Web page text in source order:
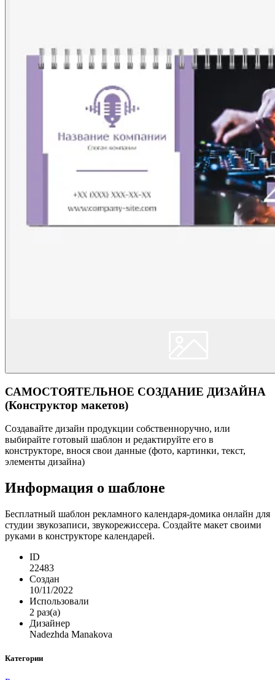
САМОСТОЯТЕЛЬНОЕ СОЗДАНИЕ ДИЗАЙНА
(Конструктор макетов)
Создавайте дизайн продукции собственноручно, или
выбирайте готовый шаблон и редактируйте его в
конструкторе, внося свои данные (фото, картинки, текст,
элементы дизайна)
Информация о шаблоне
Бесплатный шаблон рекламного календаря-домика онлайн для
студии звукозаписи, звукорежиссера. Создайте макет своими
руками в конструкторе календарей.
ID
22483
Создан
10/11/2022
Использовали
2 раз(а)
Дизайнер
Nadezhda Manakova
Категории